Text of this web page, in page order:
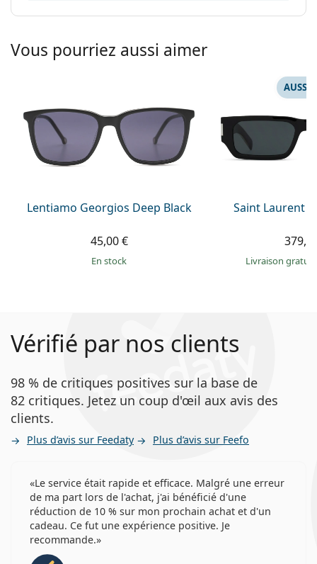
Vous pourriez aussi aimer
Lentiamo Georgios Deep Black
45,00 €
en stock
Saint Laurent
AUSSI
Livraison
Vérifié par nos clients
98 % de critiques positives sur la base de
82 critiques. Jetez un coup d'œil aux avis des
clients.
Plus d’avis sur Feedaty Plus d’avis sur Feefo
Le service était rapide et efficace. Malgré une erreur
de ma part lors de l'achat, j'ai bénéficié d'une
réduction de 10 % sur mon prochain achat et d'un
cadeau. Ce fut une expérience positive. Je
recommande.